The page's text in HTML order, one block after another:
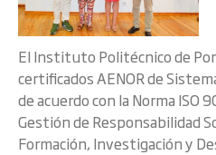
El Instituto Politécnico de
certificados AENOR de
de acuerdo con la Norma ISO
Gestión de Responsabilidad
Formación, Investigación y